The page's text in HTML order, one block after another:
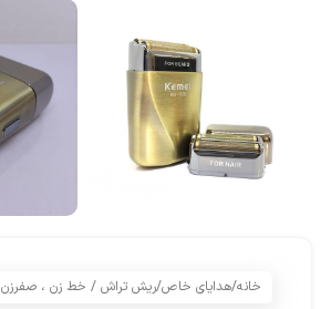
خانه/هدایای خاص/ریش تراش / خط زن ، صفرزن